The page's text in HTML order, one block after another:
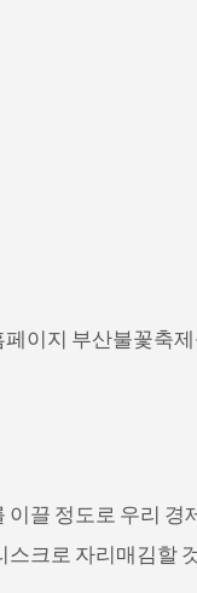
이지 부산불꽃축
이끌 정도로 우리
크로 자리매김할